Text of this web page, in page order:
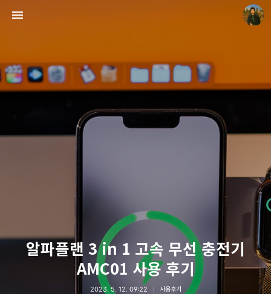
알파플랜 3 in 1 고속 무선 충전기
AMC01 사용 후기
2023. 5. 12. 09:22 사용후기